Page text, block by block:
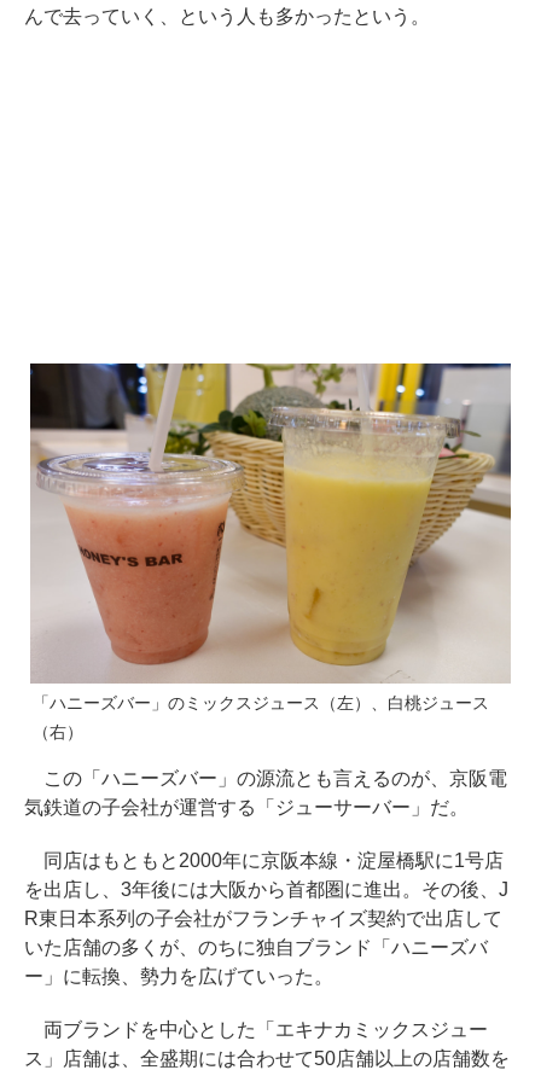
んで去っていく、という人も多かったという。
「ハニーズバー」のミックスジュース（左）、白桃ジュース
（右）
この「ハニーズバー」の源流とも言えるのが、京阪電
気鉄道の子会社が運営する「ジューサーバー」だ。
同店はもともと2000年に京阪本線・淀屋橋駅に1号店
を出店し、3年後には大阪から首都圏に進出。その後、J
R東日本系列の子会社がフランチャイズ契約で出店して
いた店舗の多くが、のちに独自ブランド「ハニーズバ
ー」に転換、勢力を広げていった。
両ブランドを中心とした「エキナカミックスジュー
ス」店舗は、全盛期には合わせて50店舗以上の店舗数を